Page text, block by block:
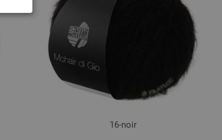
16-noir